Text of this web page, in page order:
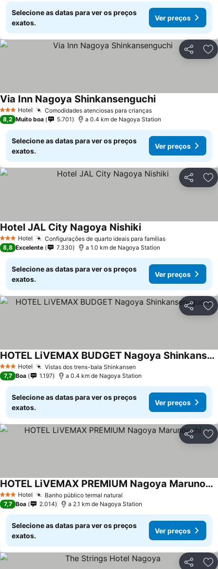
Selecione as datas para ver os preços
exatos.
Ver preços
Partilhar
3 EstrelasHotel Comodidades atenciosas para crianças
Via Inn Nagoya Shinkansenguchi
8,2 Muito boa 5.701 a 0.4 km de Nagoya Station
Selecione as datas para ver os preços
exatos.
Ver preços
Partilhar
3 EstrelasHotel Configurações de quarto ideais para famílias
Hotel JAL City Nagoya Nishiki
8,8 Excelente 7.330 a 1.0 km de Nagoya Station
Selecione as datas para ver os preços
exatos.
Ver preços
Partilhar
3 EstrelasHotel Vistas dos trens-bala Shinkansen
HOTEL LiVEMAX BUDGET Nagoya Shinkansen-guchi
7,7 Boa 1.197 a 0.4 km de Nagoya Station
Selecione as datas para ver os preços
exatos.
Ver preços
Partilhar
3 EstrelasHotel Banho público termal natural
HOTEL LiVEMAX PREMIUM Nagoya Marunouchi
7,7 Boa 2.014 a 2.1 km de Nagoya Station
Selecione as datas para ver os preços
exatos.
Ver preços
Partilhar